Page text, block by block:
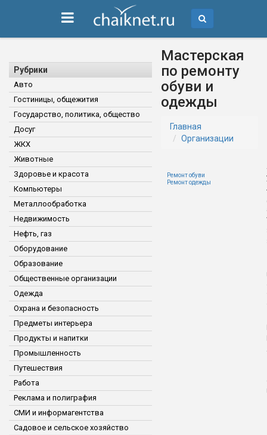
Рубрики
Авто
Гостиницы, общежития
Государство, политика, общество
Досуг
ЖКХ
Животные
Здоровье и красота
Компьютеры
Металлообработка
Недвижимость
Нефть, газ
Оборудование
Образование
Общественные организации
Одежда
Охрана и безопасность
Предметы интерьера
Продукты и напитки
Промышленность
Путешествия
Работа
Реклама и полиграфия
СМИ и информагентства
Садовое и сельское хозяйство
Мастерская
по ремонту
обуви и
одежды
Главная
Организации
Ремонт обуви
Ремонт одежды